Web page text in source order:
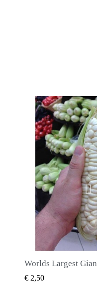
Worlds Largest Giant Corn Zaden Cuzco - Cusco
€ 2,40